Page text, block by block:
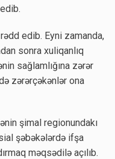
edib. Eyni zamanda,
sonra xuliqanlıq
sağlamlığına zərər
zərərçəkənlər ona
şimal regionundakı
şəbəkələrdə ifşa
məqsədilə açılıb.